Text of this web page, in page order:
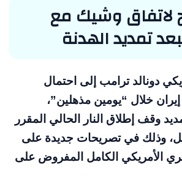
لاتفاق وشيك مع
تمديد الهدنة
دونالد ترامب إلى احتمال
خلال “يومين مذهلين”،
وقف إطلاق النار الحالي المقرر
في 21 أبريل، وذلك في تصريحات جديدة على
الأمريكي الكامل المفروض على